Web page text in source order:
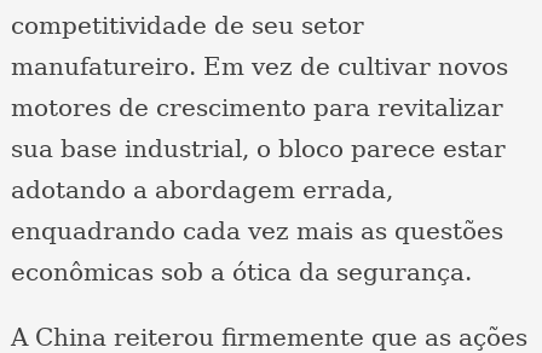
competitividade de seu setor
manufatureiro. Em vez de cultivar novos
motores de crescimento para revitalizar
sua base industrial, o bloco parece estar
adotando a abordagem errada,
enquadrando cada vez mais as questões
econômicas sob a ótica da segurança.
A China reiterou firmemente que as ações